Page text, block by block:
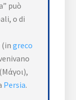
può
o di
(ingreco
Persia.